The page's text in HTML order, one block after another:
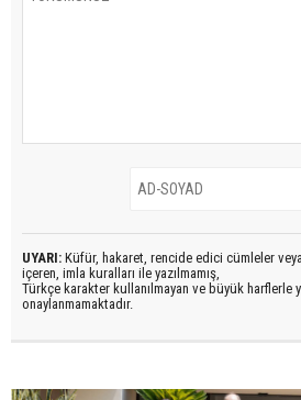
UYARI: Küfür, hakaret, rencide edici cümleler
içeren, imla kuralları ile yazılmamış,
Türkçe karakter kullanılmayan ve büyük harflerle
onaylanmamaktadır.